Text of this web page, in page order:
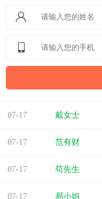
07-17 戴女士
07-17 范有财
07-17 苟先生
07-17 易小姐